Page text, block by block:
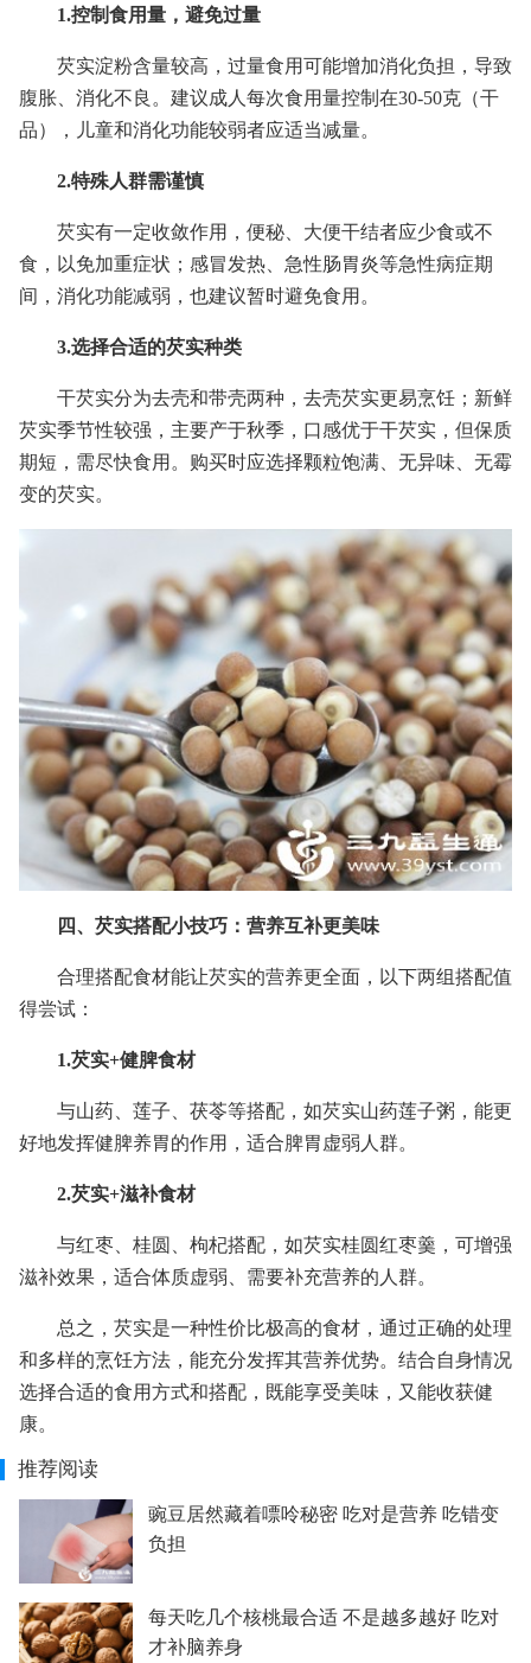
1.控制食用量，避免过量
芡实淀粉含量较高，过量食用可能增加消化负担，导致
腹胀、消化不良。建议成人每次食用量控制在30-50克（干
品），儿童和消化功能较弱者应适当减量。
2.特殊人群需谨慎
芡实有一定收敛作用，便秘、大便干结者应少食或不
食，以免加重症状；感冒发热、急性肠胃炎等急性病症期
间，消化功能减弱，也建议暂时避免食用。
3.选择合适的芡实种类
干芡实分为去壳和带壳两种，去壳芡实更易烹饪；新鲜
芡实季节性较强，主要产于秋季，口感优于干芡实，但保质
期短，需尽快食用。购买时应选择颗粒饱满、无异味、无霉
变的芡实。
四、芡实搭配小技巧：营养互补更美味
合理搭配食材能让芡实的营养更全面，以下两组搭配值
得尝试：
1.芡实+健脾食材
与山药、莲子、茯苓等搭配，如芡实山药莲子粥，能更
好地发挥健脾养胃的作用，适合脾胃虚弱人群。
2.芡实+滋补食材
与红枣、桂圆、枸杞搭配，如芡实桂圆红枣羹，可增强
滋补效果，适合体质虚弱、需要补充营养的人群。
总之，芡实是一种性价比极高的食材，通过正确的处理
和多样的烹饪方法，能充分发挥其营养优势。结合自身情况
选择合适的食用方式和搭配，既能享受美味，又能收获健
康。
推荐阅读
豌豆居然藏着嘌呤秘密 吃对是营养 吃错变
负担
每天吃几个核桃最合适 不是越多越好 吃对
才补脑养身